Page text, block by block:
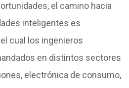
el camino hacia
inteligentes es
cual los ingenieros
en distintos sectores
electrónica de consumo,